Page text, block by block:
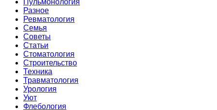
Пульмонология
Разное
Ревматология
Семья
Советы
Статьи
Стоматология
Строительство
Техника
Травматология
Урология
Уют
Флебология